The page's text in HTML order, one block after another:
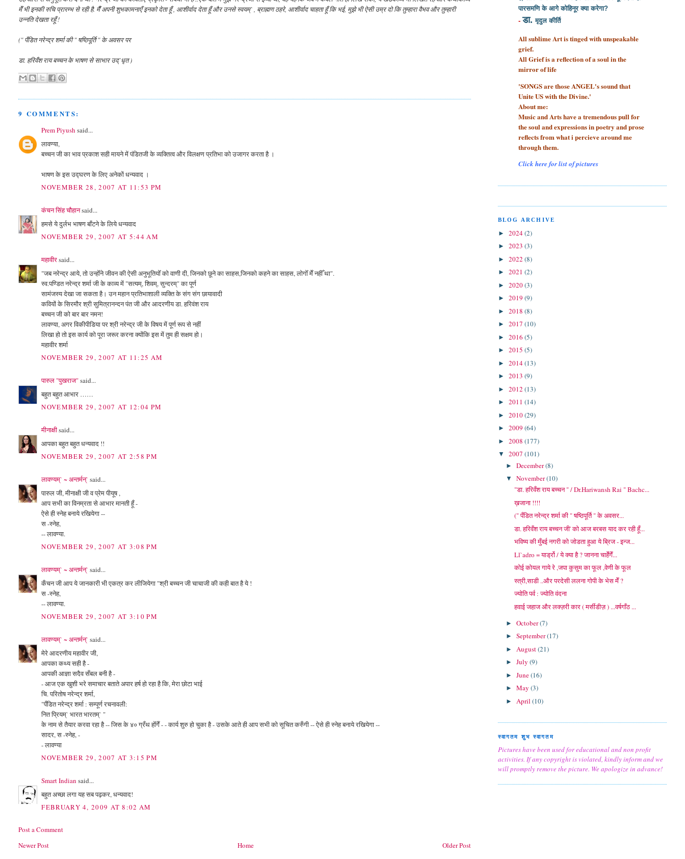
मेँ भी इनकी रुचि प्रारम्भ से रही है. मैँ अपनी शुभकामनाएँ इनको देता हूँ , आशीर्वाद देता हूँ और उनसे स्वयम्` , ब्राह्मण ठहरे, आशीर्वाद चाहता हूँ कि भई, मुझे भी ऐसी उम्र दो कि तुम्हारा वैभव और तुम्हारी
उन्नति देखता रहूँ !
(" पँडित नरेन्द्र शर्मा की " षष्ठिपूर्ति " के अवसर पर
डा. हरिवँश राय बच्चन के भाषण से साभार उद्`धृत )
9 COMMENTS:
Prem Piyush said...
लावण्या,
बच्चन जी का भाव प्रकाश सही मायने में पंडितजी के व्यक्तित्व और विलक्षण प्रतिभा को उजागर करता है ।
भाषण के इस उद्घरण के लिए अनेकों धन्यवाद ।
NOVEMBER 28, 2007 AT 11:53 PM
कंचन सिंह चौहानsaid...
हमसे ये दुर्लभ भाषण बाँटने के लिये धन्यवाद
NOVEMBER 29, 2007 AT 5:44 AM
महावीरsaid...
"जब नरेन्द्र आये, तो उन्होँने जीवन की ऐसी अनुभूतियोँ को वाणी दी, जिनको छूने का साहस,जिनको कहने का साहस, लोगोँ मेँ नहीँ था".
स्व.पण्डित नरेन्द्र शर्मा जी के काव्य में "सत्यम्, शिवम्, सुन्दरम्" का पूर्ण
सामंजस्य देखा जा सकता है। उन महान प्रतिभाशाली व्यक्ति के संग संग छायावादी
कवियों के सिरमौर श्री सुमित्रानन्दन पंत जी और आदरणीय डा. हरिवंश राय
बच्चन जी को बार बार नमन!
लावण्या, अगर विकीपीडिया पर श्री नरेन्द्र जी के विषय में पूर्ण रूप से नहीं
लिखा हो तो इस कार्य को पूरा जरूर करना क्योंकि इस में तुम ही सक्षम हो।
महावीर शर्मा
NOVEMBER 29, 2007 AT 11:25 AM
पारुल "पुखराज"said...
बहुत बहुत आभार ……
NOVEMBER 29, 2007 AT 12:04 PM
मीनाक्षीsaid...
आपका बहुत बहुत धन्यवाद !!
NOVEMBER 29, 2007 AT 2:58 PM
लावण्यम्` ~ अन्तर्मन्` said...
पारुल जी, मीनाक्षी जी व प्रेम पीयूष ,
आप सभी का विनम्रता से आभार मानती हूँ -
ऐसे ही स्नेह बनाये रखियेगा --
स -स्नेह,
-- लावण्या.
NOVEMBER 29, 2007 AT 3:08 PM
लावण्यम्` ~ अन्तर्मन्` said...
कँचन जी आप ये जानकारी भी एकत्र कर लीजियेगा "श्री बच्चन जी चाचाजी की कही बात है ये !
स -स्नेह,
-- लावण्या.
NOVEMBER 29, 2007 AT 3:10 PM
लावण्यम्` ~ अन्तर्मन्` said...
मेरे आदरणीय महावीर जी,
आपका कथ्य सही है -
आपकी आज्ञा सदैव सँबल बनी है -
- आज एक खुशी भरे समाचार बताते अपार हर्ष हो रहा है कि, मेरा छोटा भाई
चि. परितोष नरेन्द्र शर्मा,
"पँडित नरेन्द्र शर्मा : सम्पूर्ण रचनावली:
नित प्रियम्` भारत भारतम्` "
के नाम से तैयार करवा रहा है -- जिस के ४० ग्रँथ होँगेँ - - कार्य शुरु हो चुका है - उसके आते ही आप सभी को सूचित करुँगी -- ऐसे ही स्नेह बनाये रखियेगा --
सादर, स -स्नेह, -
- लावण्या
NOVEMBER 29, 2007 AT 3:15 PM
Smart Indian said...
बहुत अच्छा लगा यह सब पढ़कर, धन्यवाद!
FEBRUARY 4, 2009 AT 8:02 AM
Post a Comment
Newer Post
Older Post
Home
पारसमणि के आगे कोहिनूर क्या करेगा?
- डा.मृदुल कीर्ति
All sublime Art is tinged with unspeakable
grief.
All Grief is a reflection of a soulin the
mirror of life
'SONGS are those ANGEL's sound that
Unite US with the Divine.'
About me:
Music and Arts have a tremendous pull for
the soul and expressions in poetry and prose
reflects from what i percieve around me
through them.
Click here for list of pictures
BLOG ARCHIVE
► 2024(2)
► 2023 (3)
► 2022 (8)
► 2021 (2)
► 2020(3)
► 2019 (9)
► 2018 (8)
► 2017 (10)
► 2016 (5)
► 2015 (5)
► 2014(13)
► 2013 (9)
► 2012 (13)
► 2011 (14)
► 2010(29)
► 2009 (64)
► 2008 (177)
▼ 2007 (101)
►December(8)
▼November(10)
"डा. हरिवँश राय बच्चन " / Dr.Hariwansh Rai " Bachc...
ख़जाना !!!!
(" पँडित नरेन्द्र शर्मा की " षष्ठिपूर्ति " के अवसर...
डा. हरिवँश राय बच्चन जी' को आज बरबस याद कर रही हूँ...
भविष्य की मुँबई नगरी को जोडता हुआ ये ब्रिज - इन्ज...
Ll`adro = यार्ड्रो / ये क्या है ? जानना चाहेँगेँ...
कोई कोयल गाये रे ,जपा कुसुम का फूल ,वेणी के फूल
स्त्री,साडी ..और परदेसी ललना गोपी के भेस मेँ ?
ज्योति पर्व : ज्योति वंदना
हवाई जहाज और लक्ज़री कार ( मर्सीडीज़ ) ...वर्षगाँठ ...
►October(7)
►September(17)
► August(21)
►July(9)
►June(16)
►May(3)
► April(10)
स्वागतम शुभ स्वागतम
Pictures have been used for educational and non profit
activities. If any copyright is violated, kindly inform and we
will promptly remove the picture. We apologize in advance!